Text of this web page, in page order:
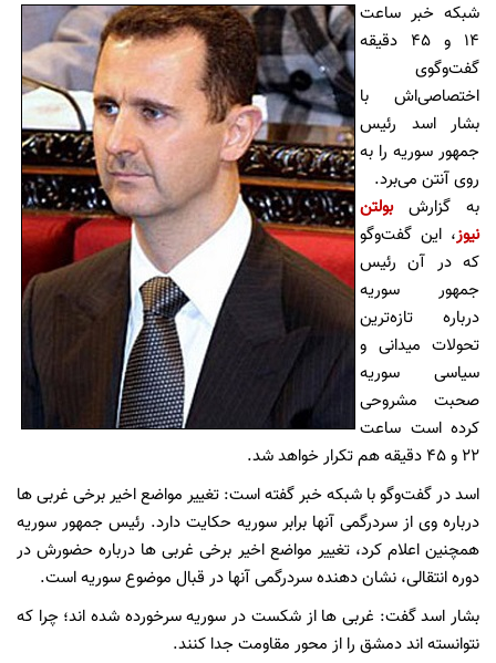
شبکه خبر ساعت
14 و 45 دقیقه
گفت‌وگوی
اختصاصی‌اش با
بشار اسد رئیس
جمهور سوریه را به
روی آنتن می‌برد.
به گزارشبولتن
نیوز، این گفت‌وگو
که در آن رئیس
جمهور سوریه
درباره تازه‌ترین
تحولات میدانی و
سیاسی سوریه
صحبت مشروحی
کرده است ساعت
22 و 45 دقیقه هم تکرار خواهد شد.
اسد در گفت‌وگو با شبکه خبر گفته است: تغییر مواضع اخیر برخی غربی ها
درباره وی از سردرگمی آنها برابر سوریه حکایت دارد. رئیس جمهور سوریه
همچنین اعلام کرد، تغییر مواضع اخیر برخی غربی ها درباره حضورش در
دوره انتقالی، نشان دهنده سردرگمی آنها در قبال موضوع سوریه است.
بشار اسد گفت: غربی ها از شکست در سوریه سرخورده شده اند؛ چرا که
نتوانسته اند دمشق را از محور مقاومت جدا کنند.